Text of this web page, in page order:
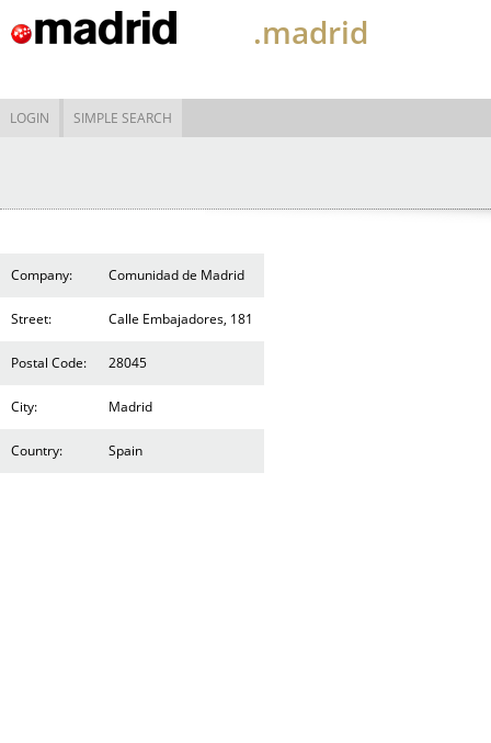
.madrid
LOGIN SIMPLE SEARCH
Company: Comunidad de Madrid
Street: Calle Embajadores, 181
Postal Code: 28045
City: Madrid
Country: Spain